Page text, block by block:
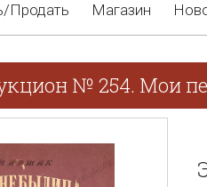
Продать Магазин
№ 254. Мои